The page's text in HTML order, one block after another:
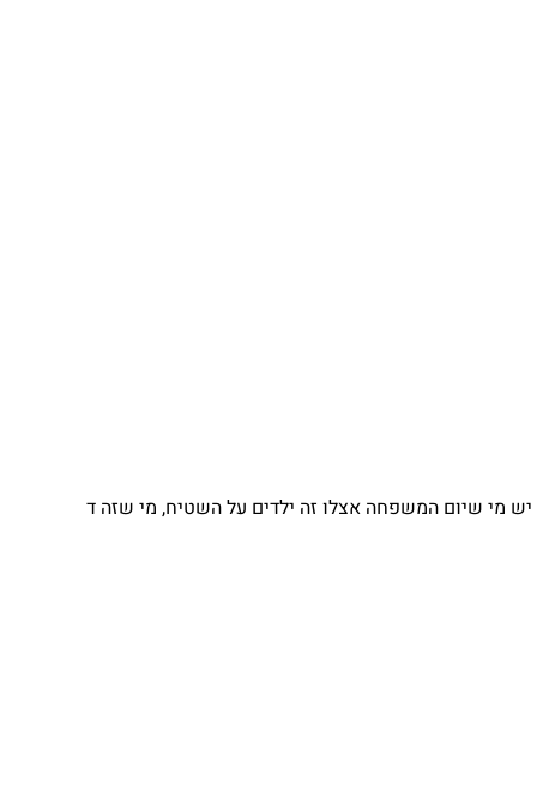
יש מי שיום המשפחה אצלו זה ילדים על השטיח, מי שזה ד